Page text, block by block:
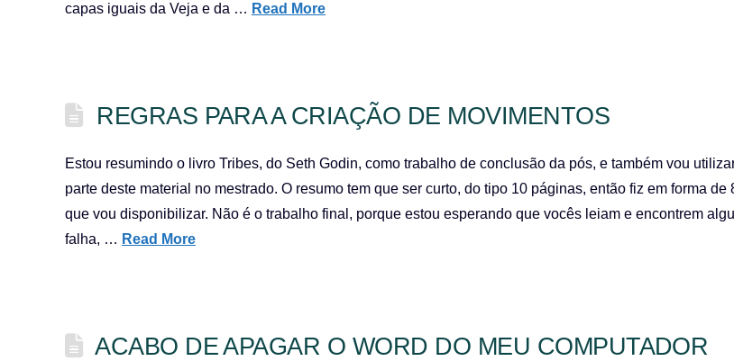
capas iguais da Veja e da … Read More
REGRAS PARA A CRIAÇÃO DE MOVIMENTOS
Estou resumindo o livro Tribes, do Seth Godin, como trabalho de conclusão da pós, e também vou
parte deste material no mestrado. O resumo tem que ser curto, do tipo 10 páginas, então fiz em forma de
que vou disponibilizar. Não é o trabalho final, porque estou esperando que vocês leiam e encontrem
falha, … Read More
ACABO DE APAGAR O WORD DO MEU COMPUTADOR